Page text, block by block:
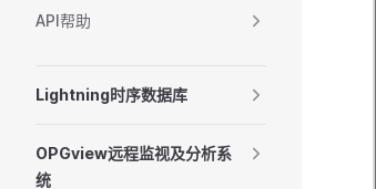
API帮助
Lightning时序数据库
OPGview远程监视及分析系
统